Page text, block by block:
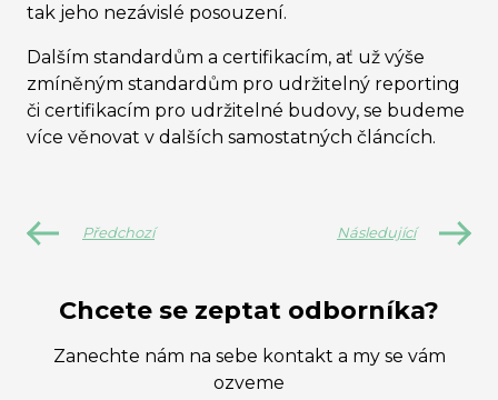
tak jeho nezávislé posouzení.
Dalším standardům a certifikacím, ať už výše
zmíněným standardům pro udržitelný reporting
či certifikacím pro udržitelné budovy, se budeme
více věnovat v dalších samostatných článcích.
Předchozí Následující
Chcete se zeptat odborníka?
Zanechte nám na sebe kontakt a my se vám
ozveme